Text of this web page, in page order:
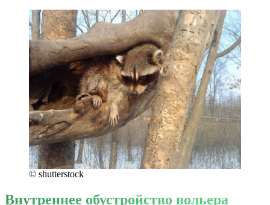
© shutterstock
Внутреннее обустройство вольера